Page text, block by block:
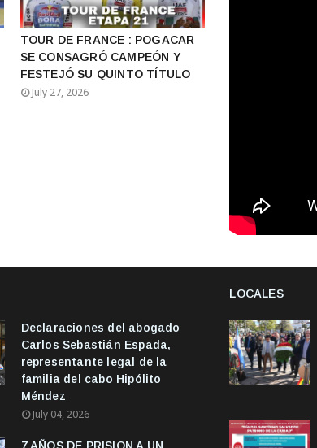
TOUR DE FRANCE : POGACAR
SE CONSAGRÓ CAMPEÓN Y
FESTEJÓ SU QUINTO TÍTULO
July 27, 2026
Declaraciones del abogado
Carlos Sebastián Espada,
representante legal de la
familia del cabo Hipólito
Méndez
July 04, 2026
LOCALES